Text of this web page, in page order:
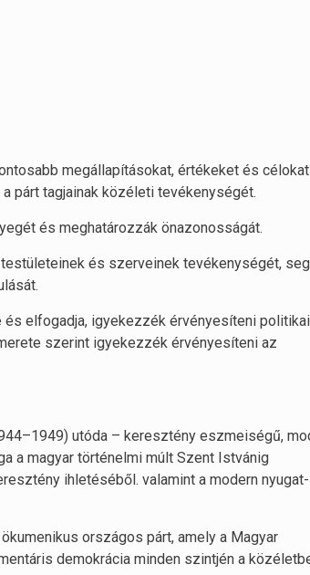
megállapításokat, értékeket és célokat
párt tagjainak közéleti tevékenységét.
és meghatározzák önazonosságát.
és szerveinek tevékenységét,
és elfogadja, igyekezzék érvényesíteni politikai
szerint igyekezzék érvényesíteni az
utóda – keresztény eszmeiségű,
a magyar történelmi múlt Szent Istvánig
ihletéséből. valamint a modern nyugat-
országos párt, amely a Magyar
demokrácia minden szintjén a